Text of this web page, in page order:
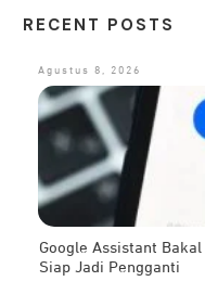
RECENT POSTS
Agustus 8, 2026
Google Assistant
Siap Jadi Pengganti